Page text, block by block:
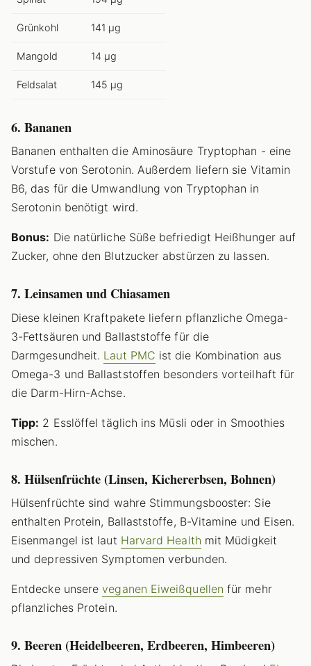
Grünkohl 141 µg
Mangold 14 µg
Feldsalat 145 µg
6. Bananen
Bananen enthalten die Aminosäure Tryptophan - eine
Vorstufe von Serotonin. Außerdem liefern sie Vitamin
B6, das für die Umwandlung von Tryptophan in
Serotonin benötigt wird.
Bonus: Die natürliche Süße befriedigt Heißhunger auf
Zucker, ohne den Blutzucker abstürzen zu lassen.
7. Leinsamen und Chiasamen
Diese kleinen Kraftpakete liefern pflanzliche Omega-
3-Fettsäuren und Ballaststoffe für die
Darmgesundheit. Laut PMC ist die Kombination aus
Omega-3 und Ballaststoffen besonders vorteilhaft für
die Darm-Hirn-Achse.
Tipp: 2 Esslöffel täglich ins Müsli oder in Smoothies
mischen.
8. Hülsenfrüchte (Linsen, Kichererbsen, Bohnen)
Hülsenfrüchte sind wahre Stimmungsbooster: Sie
enthalten Protein, Ballaststoffe, B-Vitamine und Eisen.
Eisenmangel ist laut Harvard Health mit Müdigkeit
und depressiven Symptomen verbunden.
Entdecke unsereveganen Eiweißquellen für mehr
pflanzliches Protein.
9. Beeren (Heidelbeeren, Erdbeeren, Himbeeren)